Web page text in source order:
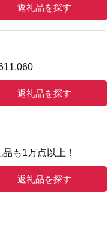
返礼品を探す
返礼品を探す
も1万点以上！
返礼品を探す